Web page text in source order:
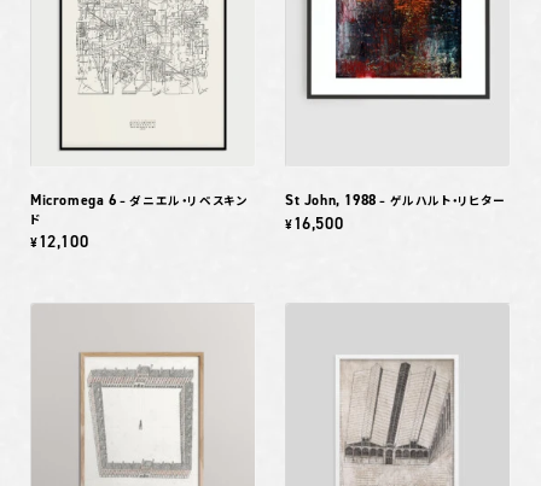
Micromega 6 – ダニエル・リベスキン
ド
¥12,100
St John, 1988 – ゲルハルト・リヒター
¥16,500